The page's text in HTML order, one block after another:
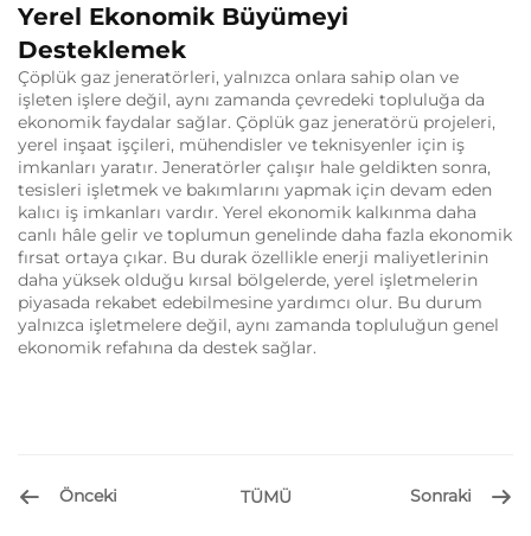
Yerel Ekonomik Büyümeyi
Desteklemek
Çöplük gaz jeneratörleri, yalnızca onlara sahip olan ve
işleten işlere değil, aynı zamanda çevredeki topluluğa da
ekonomik faydalar sağlar. Çöplük gaz jeneratörü projeleri,
yerel inşaat işçileri, mühendisler ve teknisyenler için iş
imkanları yaratır. Jeneratörler çalışır hale geldikten sonra,
tesisleri işletmek ve bakımlarını yapmak için devam eden
kalıcı iş imkanları vardır. Yerel ekonomik kalkınma daha
canlı hâle gelir ve toplumun genelinde daha fazla ekonomik
fırsat ortaya çıkar. Bu durak özellikle enerji maliyetlerinin
daha yüksek olduğu kırsal bölgelerde, yerel işletmelerin
piyasada rekabet edebilmesine yardımcı olur. Bu durum
yalnızca işletmelere değil, aynı zamanda topluluğun genel
ekonomik refahına da destek sağlar.
Önceki TÜMÜ Sonraki